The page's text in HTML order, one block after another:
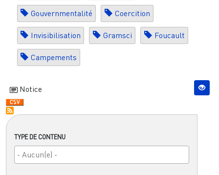
TYPE DE CONTENU
Gouvernmentalité Coercition
Invisibilisation Gramsci Foucault
Campements
Notice